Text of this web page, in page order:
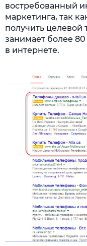
востребованный
маркетинга, так
получить целевой
занимает более
в интернете.